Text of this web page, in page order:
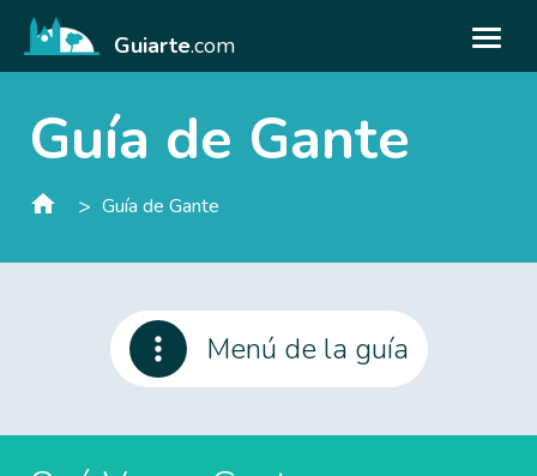
Guiarte.com
Guía de Gante
> Guía de Gante
Menú de la guía